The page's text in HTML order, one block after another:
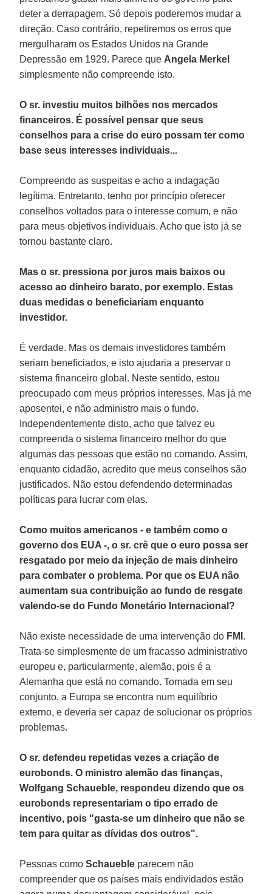
deter a derrapagem. Só depois poderemos mudar a
direção. Caso contrário, repetiremos os erros que
mergulharam os Estados Unidos na Grande
Depressão em 1929. Parece que Angela Merkel
simplesmente não compreende isto.
O sr. investiu muitos bilhões nos mercados
financeiros. É possível pensar que seus
conselhos para a crise do euro possam ter como
base seus interesses individuais...
Compreendo as suspeitas e acho a indagação
legítima. Entretanto, tenho por princípio oferecer
conselhos voltados para o interesse comum, e não
para meus objetivos individuais. Acho que isto já se
tornou bastante claro.
Mas o sr. pressiona por juros mais baixos ou
acesso ao dinheiro barato, por exemplo. Estas
duas medidas o beneficiariam enquanto
investidor.
É verdade. Mas os demais investidores também
seriam beneficiados, e isto ajudaria a preservar o
sistema financeiro global. Neste sentido, estou
preocupado com meus próprios interesses. Mas já me
aposentei, e não administro mais o fundo.
Independentemente disto, acho que talvez eu
compreenda o sistema financeiro melhor do que
algumas das pessoas que estão no comando. Assim,
enquanto cidadão, acredito que meus conselhos são
justificados. Não estou defendendo determinadas
políticas para lucrar com elas.
Como muitos americanos - e também como o
governo dos EUA -, o sr. crê que o euro possa ser
resgatado por meio da injeção de mais dinheiro
para combater o problema. Por que os EUA não
aumentam sua contribuição ao fundo de resgate
valendo-se do Fundo Monetário Internacional?
Não existe necessidade de uma intervenção do FMI .
Trata-se simplesmente de um fracasso administrativo
europeu e, particularmente, alemão, pois é a
Alemanha que está no comando. Tomada em seu
conjunto, a Europa se encontra num equilíbrio
externo, e deveria ser capaz de solucionar os próprios
problemas.
O sr. defendeu repetidas vezes a criação de
eurobonds. O ministro alemão das finanças,
Wolfgang Schaueble, respondeu dizendo que os
eurobonds representariam o tipo errado de
incentivo, pois "gasta-se um dinheiro que não se
tem para quitar as dívidas dos outros".
Pessoas comoSchaueble parecem não
compreender que os países mais endividados estão